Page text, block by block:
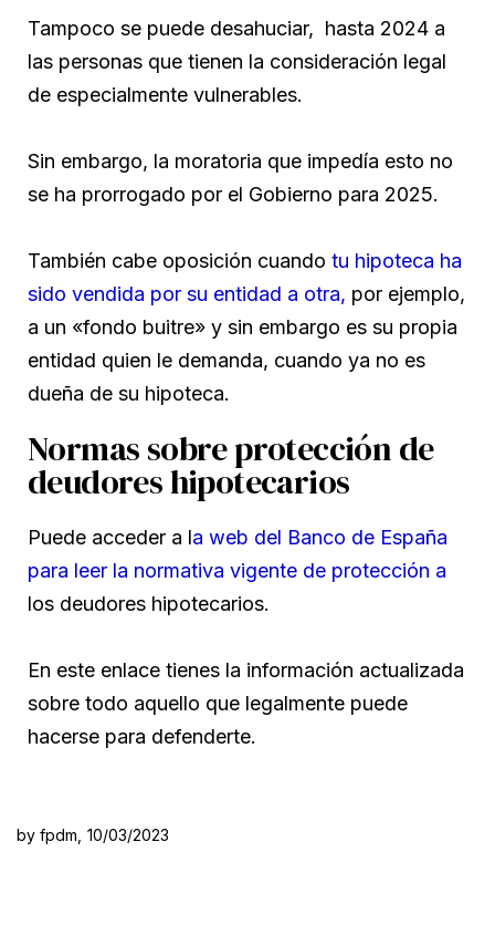
Tampoco se puede desahuciar, hasta 2024 a
las personas que tienen la consideración legal
de especialmente vulnerables.
Sin embargo, la moratoria que impedía esto no
se ha prorrogado por el Gobierno para 2025.
También cabe oposición cuando tu hipoteca ha
sido vendida por su entidad a otra, por ejemplo,
a un «fondo buitre» y sin embargo es su propia
entidad quien le demanda, cuando ya no es
dueña de su hipoteca.
Normas sobre protección de
deudores hipotecarios
Puede acceder a la web del Banco de España
para leer la normativa vigente de protección a
los deudores hipotecarios.
En este enlace tienes la información actualizada
sobre todo aquello que legalmente puede
hacerse para defenderte.
by fpdm, 10/03/2023